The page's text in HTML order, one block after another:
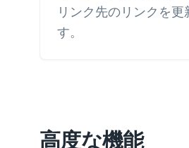
リンク先のリンクを更
す。
高度な機能